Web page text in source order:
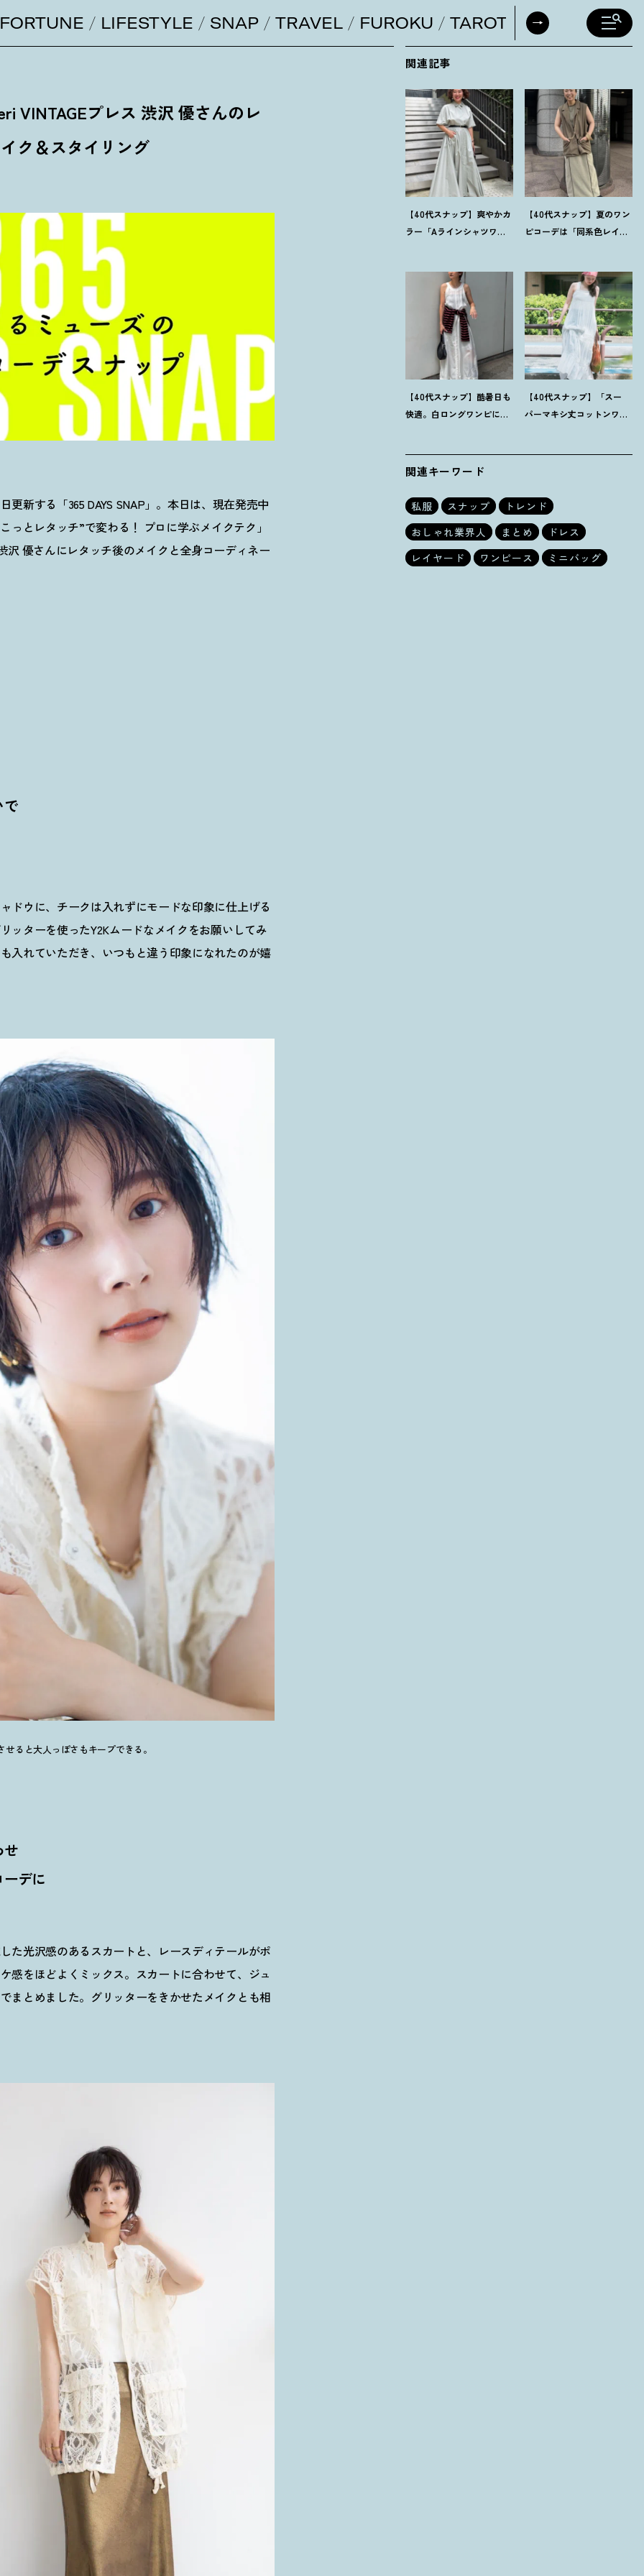
FORTUNE LIFESTYLE SNAP TRAVEL FUROKU TAROT DAILY
VINTAGEプレス 渋沢 優さんのレ
ク＆スタイリング
新する「365 DAYS SNAP」。本日は、現在発売中
っとレタッチ”で変わる ！ プロに学ぶメイクテク」
沢 優さんにレタッチ後のメイクと全身コーディネー
で
ドウに、チークは入れずにモードな印象に仕上げる
ッターを使ったY2Kムードなメイクをお願いしてみ
入れていただき、いつもと違う印象になれたのが嬉
ると大人っぽさもキープできる。
せ
デに
た光沢感のあるスカートと、レースディテールがポ
感をほどよくミックス。スカートに合わせて、ジュ
まとめました。グリッターをきかせたメイクとも相
関連記事
【40代スナップ】爽やかカ
ラー「Aラインシャツワン
【40代スナップ】夏のワン
ピコーデは「同系色レイ
【40代スナップ】酷暑日も
快適。白ロングワンピに
【40代スナップ】「スー
パーマキシ丈コットンワン
関連キーワード
私服 スナップ
トレンド
おしゃれ業界人
まとめ
ドレス
レイヤード
ワンピース ミニバッグ